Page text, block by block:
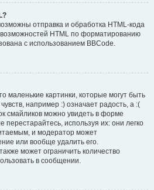
отправка и обработка HTML-кода
HTML по форматированию
с использованием BBCode.
маленькие картинки, которые могут быть
например :) означает радость, а :(
смайликов можно увидеть в форме
перестарайтесь, используя их: они легко
и модератор может
или вообще удалить его.
может ограничить количество
в сообщении.